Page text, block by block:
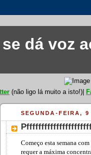
dá voz
(não ligo lá muito a isto!)|
SEGUNDA-FEIRA,
Começo esta semana
requer a máxima